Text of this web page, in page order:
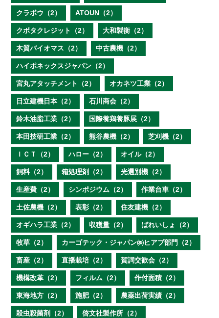
クラボウ（2） ATOUN（2）
クボタクレジット（2） 大和製衡（2）
木質バイオマス（2） 中古農機（2）
ハイポネックスジャパン（2）
宮丸アタッチメント（2） オカネツ工業（2）
日立建機日本（2） 石川商会（2）
鈴木油脂工業（2） 国際養鶏養豚展（2）
本田技研工業（2） 熊谷農機（2） 芝刈機（2）
ＩＣＴ（2） ハロー（2） オイル（2）
飼料（2） 箱処理剤（2） 光選別機（2）
生産費（2） シンポジウム（2） 作業台車（2）
土佐農機（2） 表彰（2） 住友建機（2）
オギハラ工業（2） 収穫量（2） ばれいしょ（2）
牧草（2） カーゴテック・ジャパン㈱ヒアブ部門（2）
畜産（2） 直播栽培（2） 賀詞交歓会（2）
機構改革（2） フィルム（2） 作付面積（2）
東海地方（2） 施肥（2） 農薬出荷実績（2）
殺虫殺菌剤（2） 啓文社製作所（2）